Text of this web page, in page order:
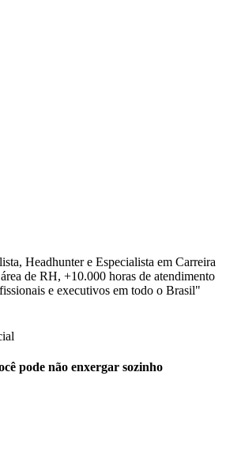
Headhunter e Especialista em Carreira
de RH, +10.000 horas de atendimento
e executivos em todo o Brasil"
pode não enxergar sozinho